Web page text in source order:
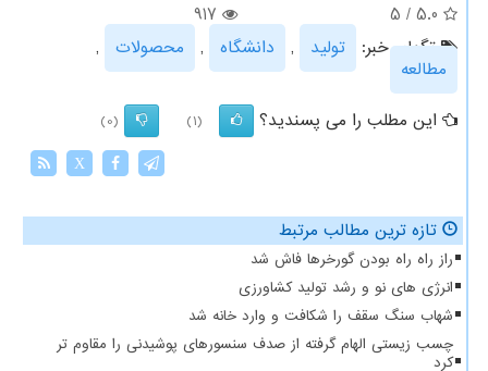
5.0
/
5
917
تگهای خبر:
تولید , دانشگاه , محصولات
,
مطالعه
این مطلب را می پسندید؟
(1)
(0)
X
تازه ترین مطالب مرتبط
راز راه راه بودن گورخرها فاش شد
انرژی های نو و رشد تولید کشاورزی
شهاب سنگ سقف را شکافت و وارد خانه شد
چسب زیستی الهام گرفته از صدف سنسورهای پوشیدنی را مقاوم تر
کرد